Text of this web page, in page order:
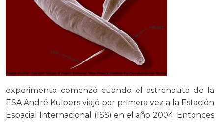
experimento comenzó cuando el astronauta de la
ESA André Kuipers viajó por primera vez a la Estación
Espacial Internacional (ISS) en el año 2004. Entonces